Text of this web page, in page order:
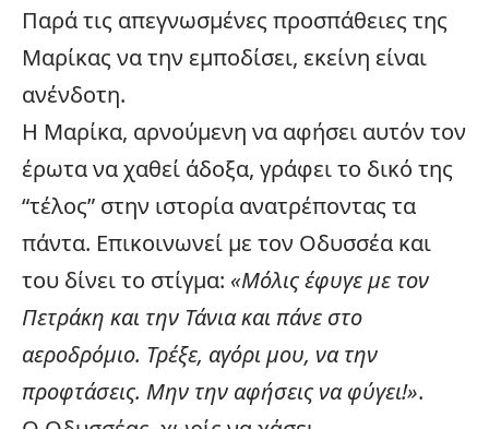
Παρά τις απεγνωσμένες προσπάθειες της
Μαρίκας να την εμποδίσει, εκείνη είναι
ανένδοτη.
Η Μαρίκα, αρνούμενη να αφήσει αυτόν τον
έρωτα να χαθεί άδοξα, γράφει το δικό της
“τέλος” στην ιστορία ανατρέποντας τα
πάντα. Επικοινωνεί με τον Οδυσσέα και
του δίνει το στίγμα: «Μόλις έφυγε με τον
Πετράκη και την Τάνια και πάνε στο
αεροδρόμιο. Τρέξε, αγόρι μου, να την
προφτάσεις. Μην την αφήσεις να φύγει!».